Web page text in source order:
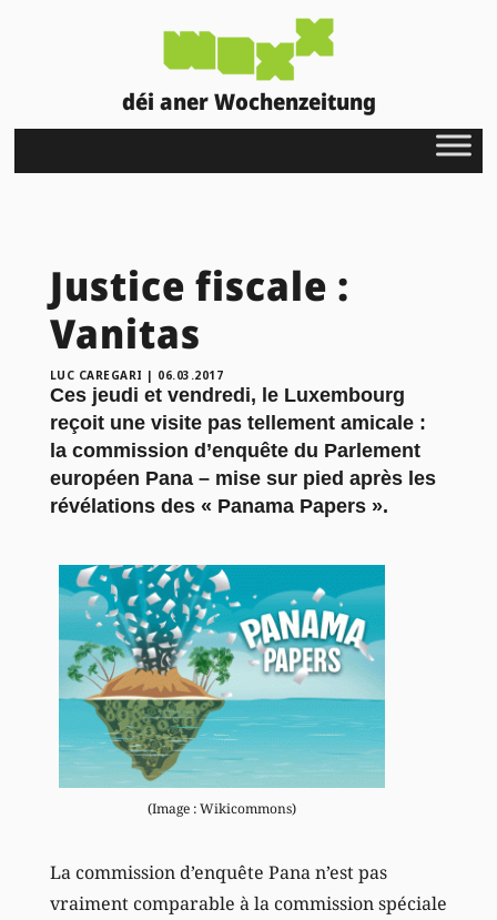
déi aner Wochenzeitung
Justice fiscale :
Vanitas
LUC CAREGARI | 06.03.2017
Ces jeudi et vendredi, le Luxembourg
reçoit une visite pas tellement amicale :
la commission d’enquête du Parlement
européen Pana – mise sur pied après les
révélations des « Panama Papers ».
(Image : Wikicommons)
La commission d’enquête Pana n’est pas
vraiment comparable à la commission spéciale